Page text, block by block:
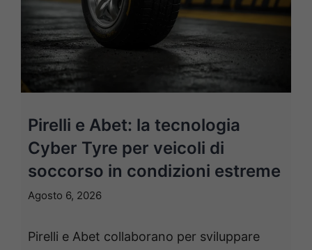
Pirelli e Abet: la tecnologia
Cyber Tyre per veicoli di
soccorso in condizioni estreme
Agosto 6, 2026
Pirelli e Abet collaborano per sviluppare